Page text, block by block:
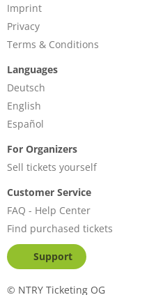
Imprint
Privacy
Terms & Conditions
Languages
Deutsch
English
Español
For Organizers
Sell tickets yourself
Customer Service
FAQ - Help Center
Find purchased tickets
Support
© NTRY Ticketing OG